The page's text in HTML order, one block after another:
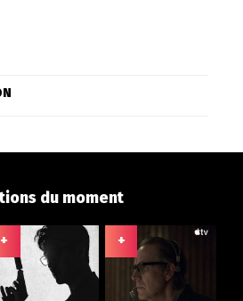
du moment
+ +